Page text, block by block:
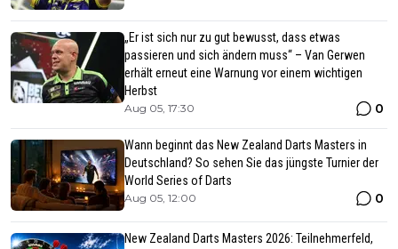
„Er ist sich nur zu gut bewusst, dass etwas
passieren und sich ändern muss“ – Van Gerwen
erhält erneut eine Warnung vor einem wichtigen
Herbst
Aug 05, 17:30 0
Wann beginnt das New Zealand Darts Masters in
Deutschland? So sehen Sie das jüngste Turnier der
World Series of Darts
Aug 05, 12:00 0
New Zealand Darts Masters 2026: Teilnehmerfeld,